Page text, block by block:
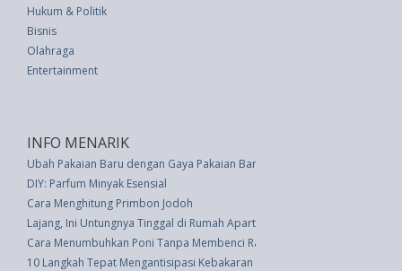
Hukum & Politik
Bisnis
Olahraga
Entertainment
INFO MENARIK
Ubah Pakaian Baru dengan Gaya Pakaian Baru
DIY: Parfum Minyak Esensial
Cara Menghitung Primbon Jodoh
Lajang, Ini Untungnya Tinggal di Rumah Apartemen
Cara Menumbuhkan Poni Tanpa Membenci Rambut Seluruhnya
10 Langkah Tepat Mengantisipasi Kebakaran di Rumah